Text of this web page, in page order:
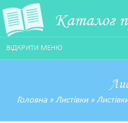
Каталог
ВІДКРИТИ МЕНЮ
Головна» Листівки»